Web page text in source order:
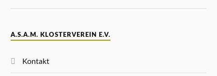
A.S.A.M. KLOSTERVEREIN E.V.
Kontakt